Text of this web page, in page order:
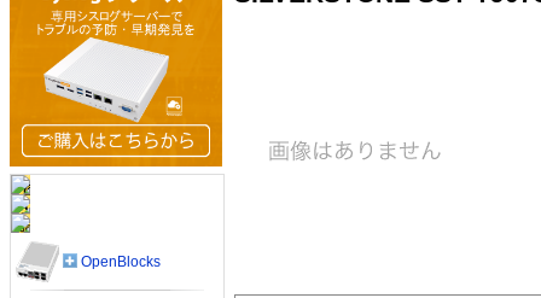
OpenBlocks